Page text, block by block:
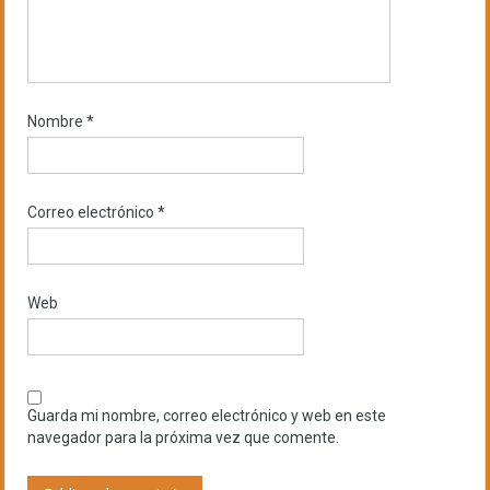
Nombre *
Correo electrónico *
Web
Guarda mi nombre, correo electrónico y web en este
navegador para la próxima vez que comente.